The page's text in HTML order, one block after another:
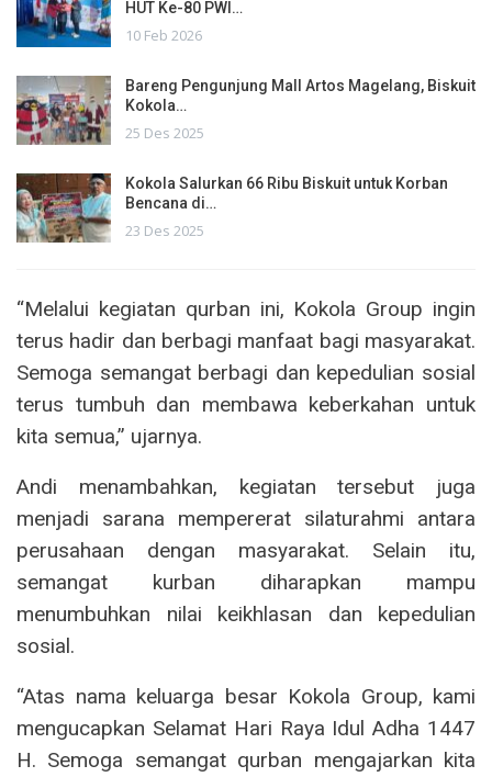
HUT Ke-80 PWI…
10 Feb 2026
Bareng Pengunjung Mall Artos Magelang, Biskuit
Kokola…
25 Des 2025
Kokola Salurkan 66 Ribu Biskuit untuk Korban
Bencana di…
23 Des 2025
“Melalui kegiatan qurban ini, Kokola Group ingin
terus hadir dan berbagi manfaat bagi masyarakat.
Semoga semangat berbagi dan kepedulian sosial
terus tumbuh dan membawa keberkahan untuk
kita semua,” ujarnya.
Andi menambahkan, kegiatan tersebut juga
menjadi sarana mempererat silaturahmi antara
perusahaan dengan masyarakat. Selain itu,
semangat kurban diharapkan mampu
menumbuhkan nilai keikhlasan dan kepedulian
sosial.
“Atas nama keluarga besar Kokola Group, kami
mengucapkan Selamat Hari Raya Idul Adha 1447
H. Semoga semangat qurban mengajarkan kita